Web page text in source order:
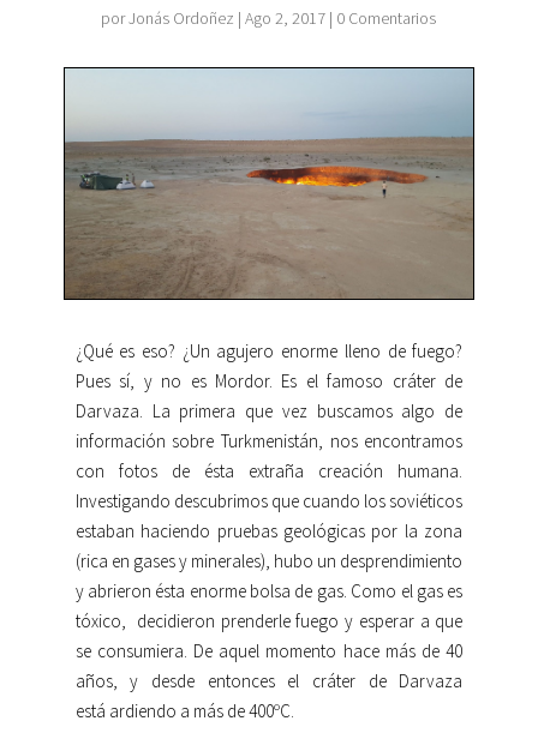
porJonás Ordoñez |Ago 2, 2017 | 0 Comentarios
¿Qué es eso? ¿Un agujero enorme lleno de fuego?
Pues sí, y no es Mordor. Es el famoso cráter de
Darvaza. La primera que vez buscamos algo de
información sobre Turkmenistán, nos encontramos
con fotos de ésta extraña creación humana.
Investigando descubrimos que cuando los soviéticos
estaban haciendo pruebas geológicas por la zona
(rica en gases y minerales), hubo un desprendimiento
y abrieron ésta enorme bolsa de gas. Como el gas es
tóxico, decidieron prenderle fuego y esperar a que
se consumiera. De aquel momento hace más de 40
años, y desde entonces el cráter de Darvaza
está ardiendo a más de 400ºC.